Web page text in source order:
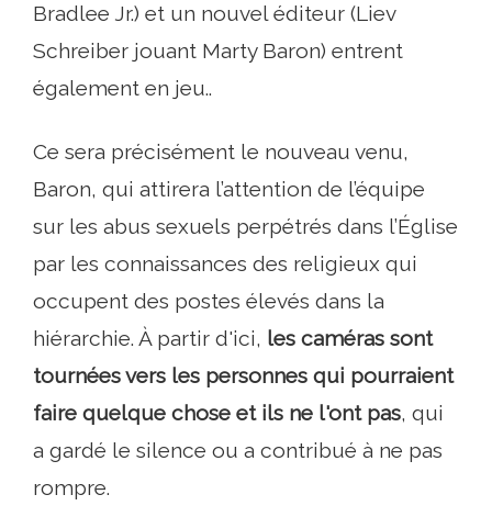
Bradlee Jr.) et un nouvel éditeur (Liev
Schreiber jouant Marty Baron) entrent
également en jeu..
Ce sera précisément le nouveau venu,
Baron, qui attirera l’attention de l’équipe
sur les abus sexuels perpétrés dans l’Église
par les connaissances des religieux qui
occupent des postes élevés dans la
hiérarchie. À partir d'ici, les caméras sont
tournées vers les personnes qui pourraient
faire quelque chose et ils ne l'ont pas, qui
a gardé le silence ou a contribué à ne pas
rompre.